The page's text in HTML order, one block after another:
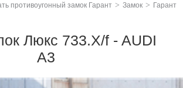
противоугонный замок Гарант > Замок > Гарант
Люкс 733.X/f - AUDI
A3